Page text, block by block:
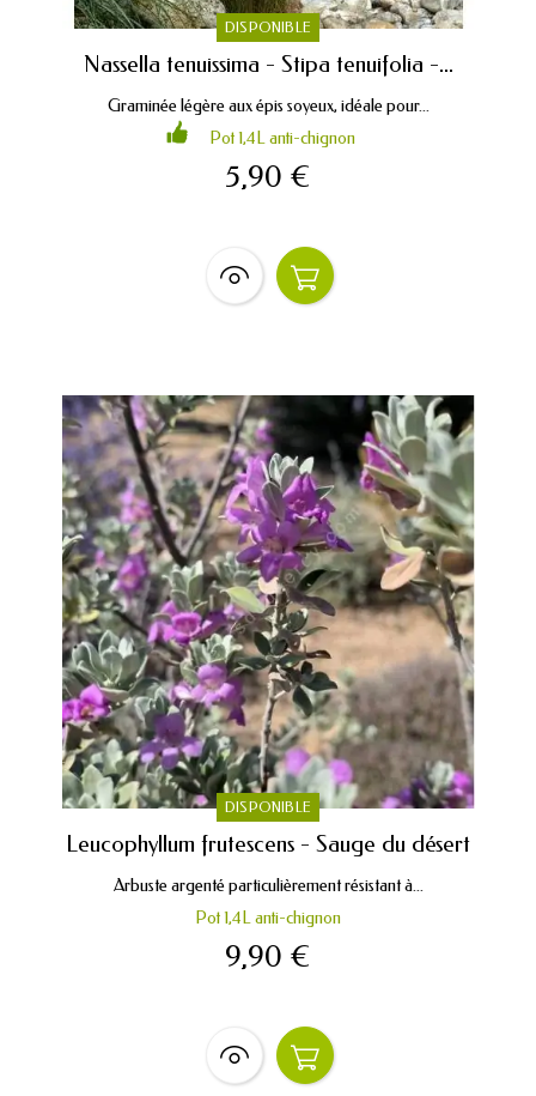
DISPONIBLE
Nassella tenuissima - Stipa tenuifolia -...
Graminée légère aux épis soyeux, idéale pour...
Pot 1,4L anti-chignon
5,90 €
DISPONIBLE
Leucophyllum frutescens - Sauge du désert
Arbuste argenté particulièrement résistant à...
Pot 1,4L anti-chignon
9,90 €